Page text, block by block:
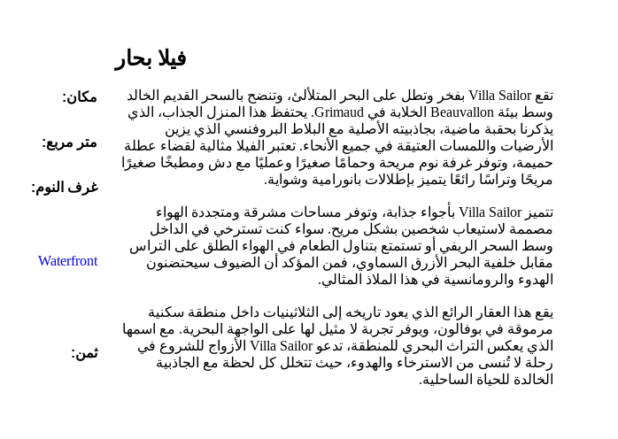
فيلا بحار
تقع Villa Sailor بفخر وتطل على البحر المتلألئ، وتنضح بالسحر القديم الخالد
وسط بيئة Beauvallon الخلابة في Grimaud. يحتفظ هذا المنزل الجذاب، الذي
يذكرنا بحقبة ماضية، بجاذبيته الأصلية مع البلاط البروفنسي الذي يزين
الأرضيات واللمسات العتيقة في جميع الأنحاء. تعتبر الفيلا مثالية لقضاء عطلة
حميمة، وتوفر غرفة نوم مريحة وحمامًا صغيرًا وعمليًا مع دش ومطبخًا صغيرًا
مريحًا وتراسًا رائعًا يتميز بإطلالات بانورامية وشواية.
تتميز Villa Sailor بأجواء جذابة، وتوفر مساحات مشرقة ومتجددة الهواء
مصممة لاستيعاب شخصين بشكل مريح. سواء كنت تسترخي في الداخل
وسط السحر الريفي أو تستمتع بتناول الطعام في الهواء الطلق على التراس
مقابل خلفية البحر الأزرق السماوي، فمن المؤكد أن الضيوف سيحتضنون
الهدوء والرومانسية في هذا الملاذ المثالي.
يقع هذا العقار الرائع الذي يعود تاريخه إلى الثلاثينيات داخل منطقة سكنية
مرموقة في بوفالون، ويوفر تجربة لا مثيل لها على الواجهة البحرية. مع اسمها
الذي يعكس التراث البحري للمنطقة، تدعو Villa Sailor الأزواج للشروع في
رحلة لا تُنسى من الاسترخاء والهدوء، حيث تتخلل كل لحظة مع الجاذبية
الخالدة للحياة الساحلية.
مكان:
متر مربع:
غرف النوم:
Waterfront
ثمن: